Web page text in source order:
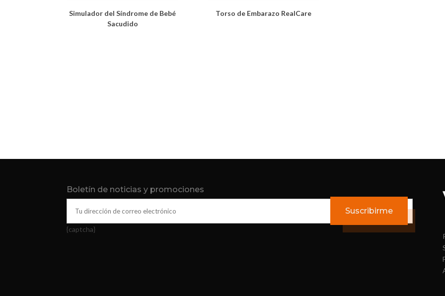
Simulador del Síndrome de Bebé
Sacudido
Torso de Embarazo RealCare
Boletín de noticias y promociones
{captcha}